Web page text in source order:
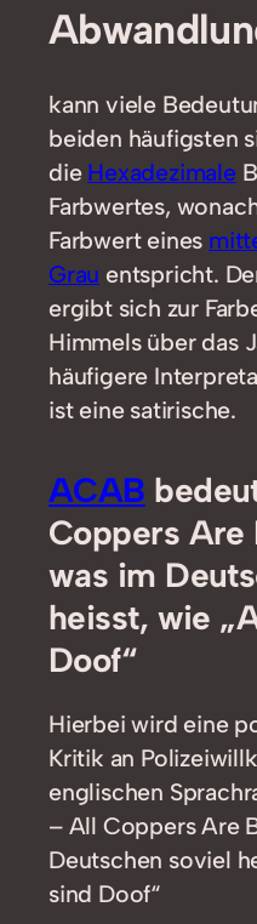
kann viele
beiden häufigsten
die Hexadezimale
Farbwertes,
Farbwert eines
Grau entspricht.
ergibt sich zur
Himmels über das
häufigere
ist eine satirische.
ACAB
Coppers Are
was im
heisst, wie
Doof“
Hierbei wird eine
Kritik an
englischen
– All Coppers Are
Deutschen soviel
sind Doof“